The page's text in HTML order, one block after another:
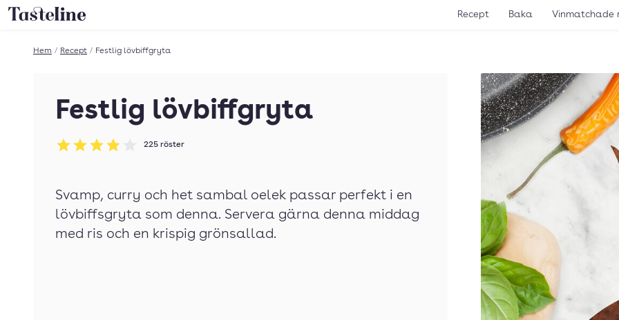
Till Tastelines startsida Recept Baka Vinmatchade
Hem / Recept / Festlig lövbiffgryta
Festlig lövbiffgryta
Betyg: 3.92 av 5
225 röster
Svamp, curry och het sambal oelek passar perfekt i en
lövbiffsgryta som denna. Servera gärna denna middag
med ris och en krispig grönsallad.